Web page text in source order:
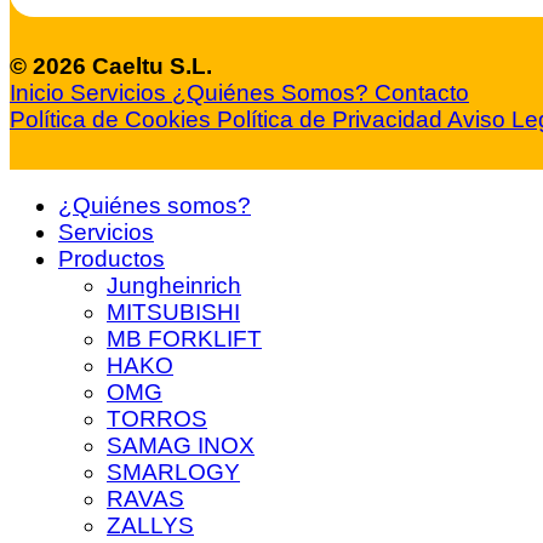
© 2026 Caeltu S.L.
Inicio Servicios ¿Quiénes Somos? Contacto
Política de Cookies Política de Privacidad Aviso
¿Quiénes somos?
Servicios
Productos
Jungheinrich
MITSUBISHI
MB FORKLIFT
HAKO
OMG
TORROS
SAMAG INOX
SMARLOGY
RAVAS
ZALLYS